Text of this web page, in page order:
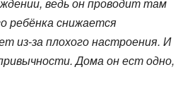
ведь он проводит там
ребёнка снижается
из-за плохого настроения. И
Дома он ест одно,